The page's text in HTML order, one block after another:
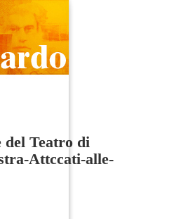
del Teatro di
Attccati-alle-